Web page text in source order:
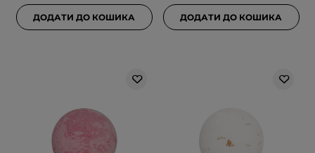
ДОДАТИ ДО КОШИКА ДОДАТИ ДО КОШИКА